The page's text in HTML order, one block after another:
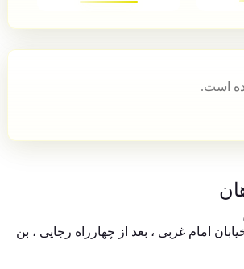
است.
امام غربی ، بعد از چهارراه رجایی ، بن